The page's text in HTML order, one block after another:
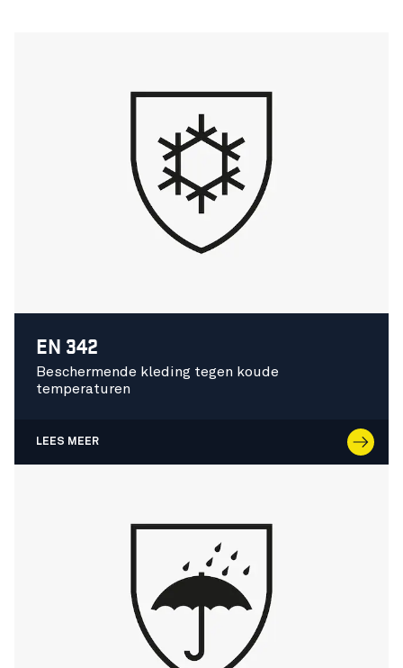
EN 342
Beschermende kleding tegen koude
temperaturen
LEES MEER